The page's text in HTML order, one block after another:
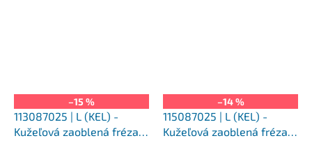
–15 %
113087025 | L (KEL) -
Kužeľová zaoblená fréza
–14 %
115087025 | L (KEL) -
Kužeľová zaoblená fréza